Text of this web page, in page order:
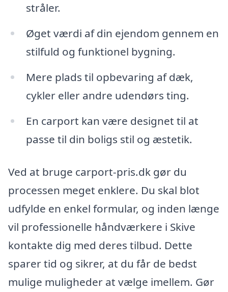
stråler.
Øget værdi af din ejendom gennem en
stilfuld og funktionel bygning.
Mere plads til opbevaring af dæk,
cykler eller andre udendørs ting.
En carport kan være designet til at
passe til din boligs stil og æstetik.
Ved at bruge carport-pris.dk gør du
processen meget enklere. Du skal blot
udfylde en enkel formular, og inden længe
vil professionelle håndværkere i Skive
kontakte dig med deres tilbud. Dette
sparer tid og sikrer, at du får de bedst
mulige muligheder at vælge imellem. Gør